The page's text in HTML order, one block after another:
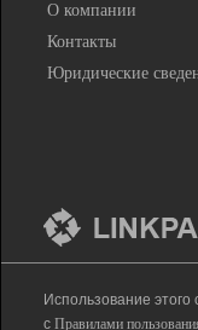
О компании
Контакты
Юридические
Использование
с Правилами